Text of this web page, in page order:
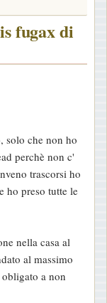
fugax di
solo che non ho
perchè non c'
trascorsi ho
ho preso tutte le
nella casa al
al massimo
a non